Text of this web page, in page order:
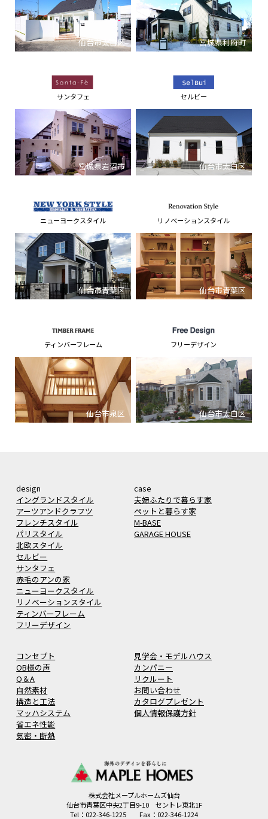
仙台市太白区 宮城県利府町
サンタフェ
宮城県岩沼市
セルビー
仙台市太白区
ニューヨークスタイル
仙台市青葉区
リノベーションスタイル
仙台市青葉区
ティンバーフレーム
仙台市泉区
フリーデザイン
仙台市太白区
design
イングランドスタイル
アーツアンドクラフツ
フレンチスタイル
パリスタイル
北欧スタイル
セルビー
サンタフェ
赤毛のアンの家
ニューヨークスタイル
リノベーションスタイル
ティンバーフレーム
フリーデザイン
case
夫婦ふたりで暮らす家
ペットと暮らす家
M-BASE
GARAGE HOUSE
コンセプト
OB様の声
Q＆A
自然素材
構造と工法
マッハシステム
省エネ性能
気密・断熱
見学会・モデルハウス
カンパニー
リクルート
お問い合わせ
カタログプレゼント
個人情報保護方針
株式会社メープルホームズ仙台
仙台市青葉区中央2丁目9-10 セントレ東北1F
Tel：022-346-1225 Fax：022-346-1224